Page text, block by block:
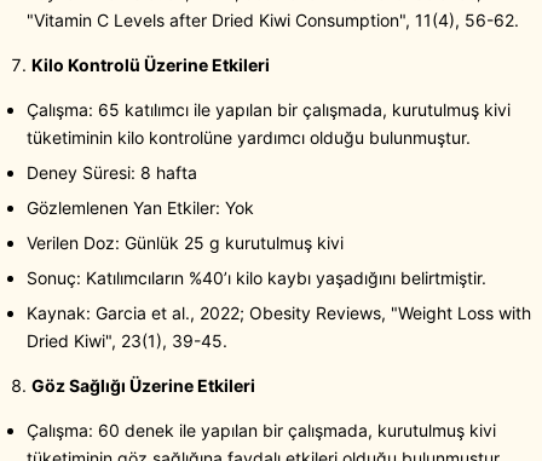
"Vitamin C Levels after Dried Kiwi Consumption", 11(4), 56-62.
Kilo Kontrolü Üzerine Etkileri
Çalışma: 65 katılımcı ile yapılan bir çalışmada, kurutulmuş kivi
tüketiminin kilo kontrolüne yardımcı olduğu bulunmuştur.
Deney Süresi: 8 hafta
Gözlemlenen Yan Etkiler: Yok
Verilen Doz: Günlük 25 g kurutulmuş kivi
Sonuç: Katılımcıların %40’ı kilo kaybı yaşadığını belirtmiştir.
Kaynak: Garcia et al., 2022; Obesity Reviews, "Weight Loss with
Dried Kiwi", 23(1), 39-45.
Göz Sağlığı Üzerine Etkileri
Çalışma: 60 denek ile yapılan bir çalışmada, kurutulmuş kivi